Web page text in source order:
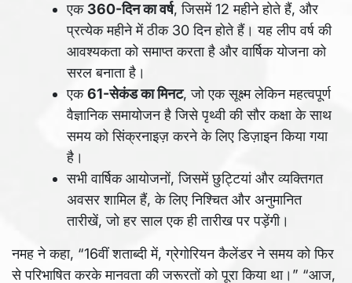
एक 360-दिन का वर्ष, जिसमें 12 महीने होते हैं, और
प्रत्येक महीने में ठीक 30 दिन होते हैं। यह लीप वर्ष की
आवश्यकता को समाप्त करता है और वार्षिक योजना को
सरल बनाता है।
एक61-सेकंड का मिनट, जो एक सूक्ष्म लेकिन महत्वपूर्ण
वैज्ञानिक समायोजन है जिसे पृथ्वी की सौर कक्षा के साथ
समय को सिंक्रनाइज़ करने के लिए डिज़ाइन किया गया
है।
सभी वार्षिक आयोजनों, जिसमें छुट्टियां और व्यक्तिगत
अवसर शामिल हैं, के लिए निश्चित और अनुमानित
तारीखें, जो हर साल एक ही तारीख पर पड़ेंगी।
नमह ने कहा, “16वीं शताब्दी में, ग्रेगोरियन कैलेंडर ने समय को फिर
से परिभाषित करके मानवता की जरूरतों को पूरा किया था।” “आज,